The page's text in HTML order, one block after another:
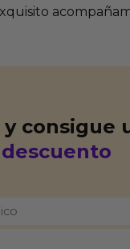
y consigue